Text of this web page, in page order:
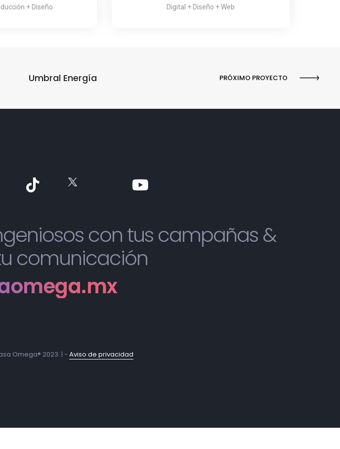
+ Diseño Digital + Diseño + Web
Umbral Energía PRÓXIMO PROYECTO
con tus campañas &
comunicación
Omega® 2023. | - Aviso de privacidad